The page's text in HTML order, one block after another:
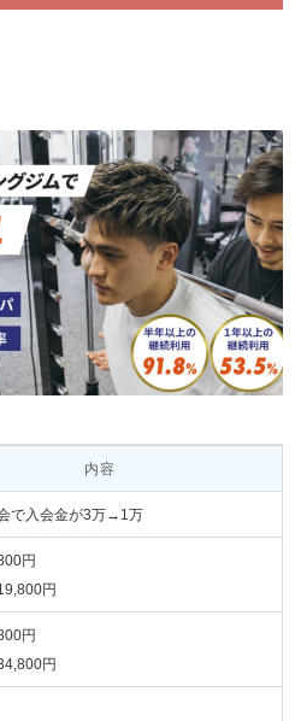
内容
で入会金が3万→1万
円
円
円
円